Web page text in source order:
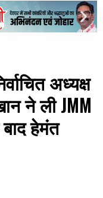
अध्यक्ष
ने ली JMM
हेमंत